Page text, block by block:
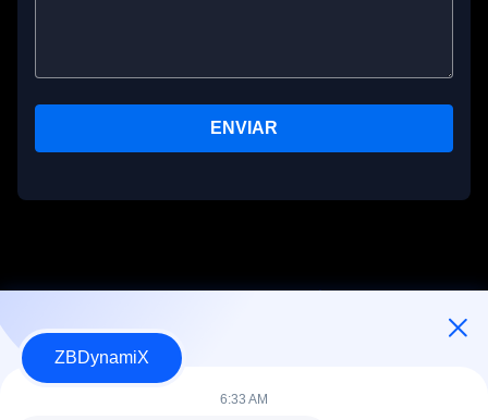
ENVIAR
Diseñador y Fabricante de Paquetes de Baterías y Actuadores
para Robots Humanoides.
ZBDynamiX
6:33 AM